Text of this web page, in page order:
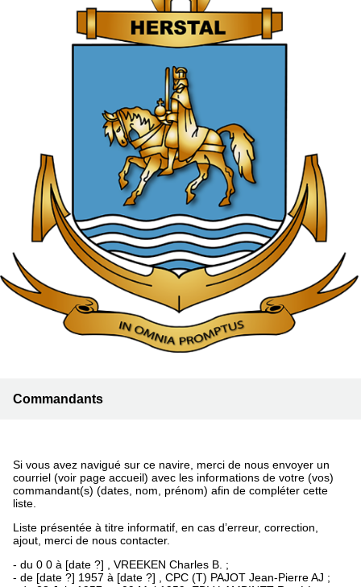
Commandants
Si vous avez navigué sur ce navire, merci de nous envoyer un
courriel (voir page accueil) avec les informations de votre (vos)
commandant(s) (dates, nom, prénom) afin de compléter cette
liste.
Liste présentée à titre informatif, en cas d’erreur, correction,
ajout, merci de nous contacter.
- du 0 0 à [date ?] , VREEKEN Charles B. ;
- de [date ?] 1957 à [date ?] , CPC (T) PAJOT Jean-Pierre AJ ;